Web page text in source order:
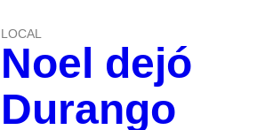
LOCAL
Noel dejó
Durango